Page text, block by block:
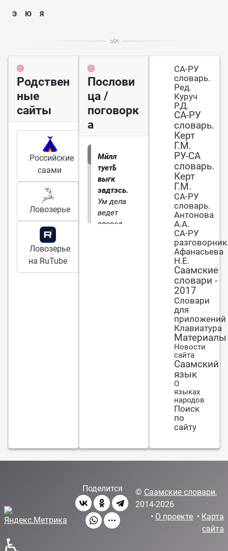
Э Ю Я
Родствен
ные
сайты
Российские
саами
Ловозерье
Ловозерье
на RuTube
Послови
ца /
поговорк
а
Мӣлл
туетҍ
выгк
эвдтэсь.
Ум дела
ведет
вперед.
СА-РУ
словарь.
Ред.
Куруч
Р.Д.
СА-РУ
словарь.
Керт
Г.М.
РУ-СА
словарь.
Керт
Г.М.
СА-РУ
словарь.
Антонова
А.А.
СА-РУ
Афанасьева
Н.Е.
Саамские
словари -
2017
Словари
для
приложений
Клавиатура
Материалы
Новости
сайта
Саамский
язык
О
языках
народов
Поиск
по
сайту
Поделится © Саамские словари,
2014-2026
• О проекте • Карта
сайта